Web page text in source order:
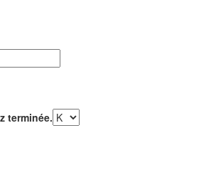
terminée.